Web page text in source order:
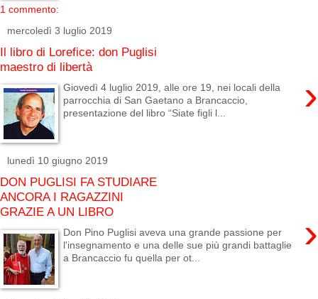
1 commento:
mercoledì 3 luglio 2019
Il libro di Lorefice: don Puglisi
maestro di libertà
›
Giovedì 4 luglio 2019, alle ore 19, nei locali della
parrocchia di San Gaetano a Brancaccio,
presentazione del libro “Siate figli l...
lunedì 10 giugno 2019
DON PUGLISI FA STUDIARE
ANCORA I RAGAZZINI
GRAZIE A UN LIBRO
›
Don Pino Puglisi aveva una grande passione per
l'insegnamento e una delle sue più grandi battaglie
a Brancaccio fu quella per ot...